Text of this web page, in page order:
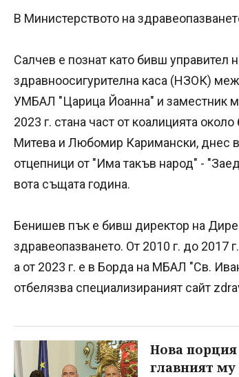
В Министерството на
Салчев е познат като бивш управител
здравноосигурителна каса (НЗОК)
УМБАЛ "Царица Йоанна" и заместник
2023 г. стана част от коалицията
Митева и Любомир Каримански, днес
отцепници от "Има такъв народ" -
вота същата година.
Бенишев пък е бивш директор на
здравеопазването. От 2010 г. до 2017
а от 2023 г. е в Борда на МБАЛ "Св.
отбелязва специализираният сайт
Нова
главният му